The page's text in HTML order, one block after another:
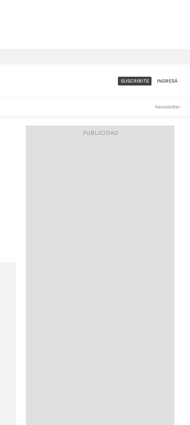
ACCESO FULL - $1.800/MES
SUSCRIBITE INGRESÁ
Newsletter